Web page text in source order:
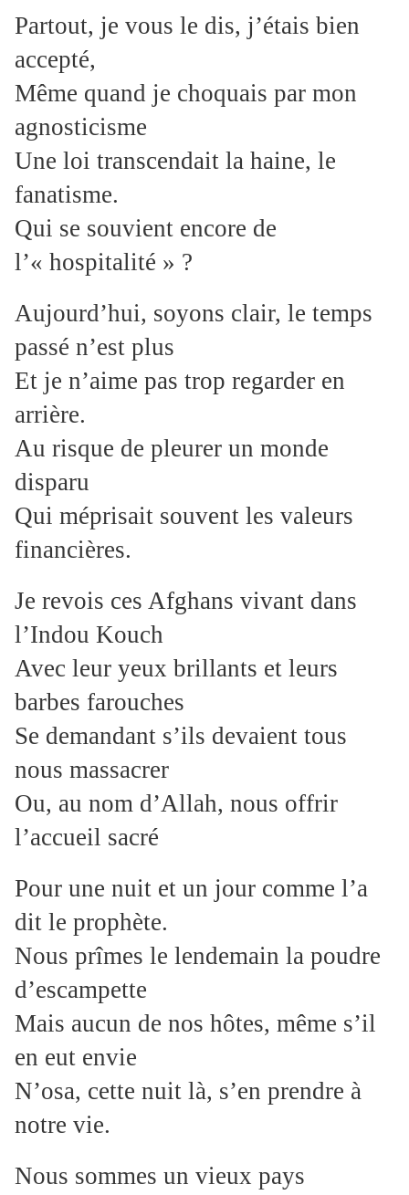
Partout, je vous le dis, j’étais bien
accepté,
Même quand je choquais par mon
agnosticisme
Une loi transcendait la haine, le
fanatisme.
Qui se souvient encore de
l’« hospitalité » ?
Aujourd’hui, soyons clair, le temps
passé n’est plus
Et je n’aime pas trop regarder en
arrière.
Au risque de pleurer un monde
disparu
Qui méprisait souvent les valeurs
financières.
Je revois ces Afghans vivant dans
l’Indou Kouch
Avec leur yeux brillants et leurs
barbes farouches
Se demandant s’ils devaient tous
nous massacrer
Ou, au nom d’Allah, nous offrir
l’accueil sacré
Pour une nuit et un jour comme l’a
dit le prophète.
Nous prîmes le lendemain la poudre
d’escampette
Mais aucun de nos hôtes, même s’il
en eut envie
N’osa, cette nuit là, s’en prendre à
notre vie.
Nous sommes un vieux pays